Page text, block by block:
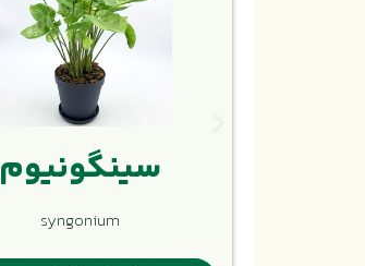
سینگونیوم
syngonium